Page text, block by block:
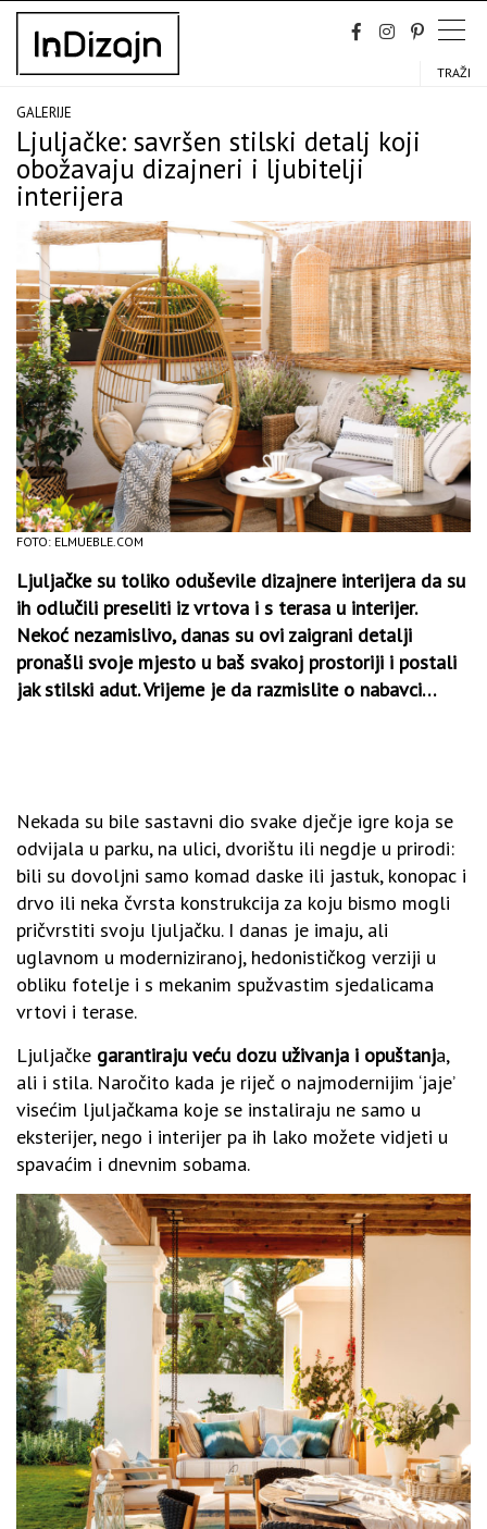
Skip
content
TRAŽI
GALERIJE
Ljuljačke: savršen stilski detalj koji
obožavaju dizajneri i ljubitelji
interijera
FOTO: ELMUEBLE.COM
Ljuljačke su toliko oduševile dizajnere interijera da su
ih odlučili preseliti iz vrtova i s terasa u interijer.
Nekoć nezamislivo, danas su ovi zaigrani detalji
pronašli svoje mjesto u baš svakoj prostoriji i postali
jak stilski adut. Vrijeme je da razmislite o nabavci…
Nekada su bile sastavni dio svake dječje igre koja se
odvijala u parku, na ulici, dvorištu ili negdje u prirodi:
bili su dovoljni samo komad daske ili jastuk, konopac i
drvo ili neka čvrsta konstrukcija za koju bismo mogli
pričvrstiti svoju ljuljačku. I danas je imaju, ali
uglavnom u moderniziranoj, hedonističkog verziji u
obliku fotelje i s mekanim spužvastim sjedalicama
vrtovi i terase.
Ljuljačke garantiraju veću dozu uživanja i opuštanja,
ali i stila. Naročito kada je riječ o najmodernijim ‘jaje’
visećim ljuljačkama koje se instaliraju ne samo u
eksterijer, nego i interijer pa ih lako možete vidjeti u
spavaćim i dnevnim sobama.